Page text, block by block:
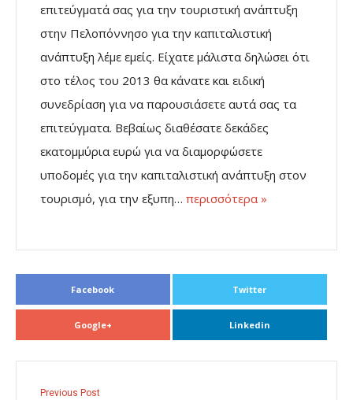
επιτεύγματά σας για την τουριστική ανάπτυξη
στην Πελοπόννησο για την καπιταλιστική
ανάπτυξη λέμε εμείς. Είχατε μάλιστα δηλώσει ότι
στο τέλος του 2013 θα κάνατε και ειδική
συνεδρίαση για να παρουσιάσετε αυτά σας τα
επιτεύγματα. Βεβαίως διαθέσατε δεκάδες
εκατομμύρια ευρώ για να διαμορφώσετε
υποδομές για την καπιταλιστική ανάπτυξη στον
τουρισμό, για την εξυπη… περισσότερα »
Facebook Twitter
Google+ Linkedin
Previous Post